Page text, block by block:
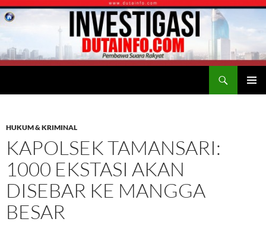
HUKUM & KRIMINAL
KAPOLSEK TAMANSARI:
1000 EKSTASI AKAN
DISEBAR KE MANGGA
BESAR